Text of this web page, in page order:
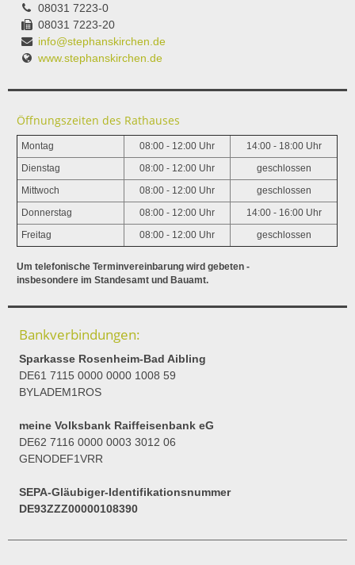
08031 7223-0
08031 7223-20
info@stephanskirchen.de
www.stephanskirchen.de
Öffnungszeiten des Rathauses
Montag 08:00 - 12:00 Uhr 14:00 - 18:00 Uhr
Dienstag 08:00 - 12:00 Uhr geschlossen
Mittwoch 08:00 - 12:00 Uhr geschlossen
Donnerstag 08:00 - 12:00 Uhr 14:00 - 16:00 Uhr
Freitag 08:00 - 12:00 Uhr geschlossen
Um telefonische Terminvereinbarung wird gebeten -
insbesondere im Standesamt und Bauamt.
Bankverbindungen:
Sparkasse Rosenheim-Bad Aibling
DE61 7115 0000 0000 1008 59
BYLADEM1ROS
meine Volksbank Raiffeisenbank eG
DE62 7116 0000 0003 3012 06
GENODEF1VRR
SEPA-Gläubiger-Identifikationsnummer
DE93ZZZ00000108390